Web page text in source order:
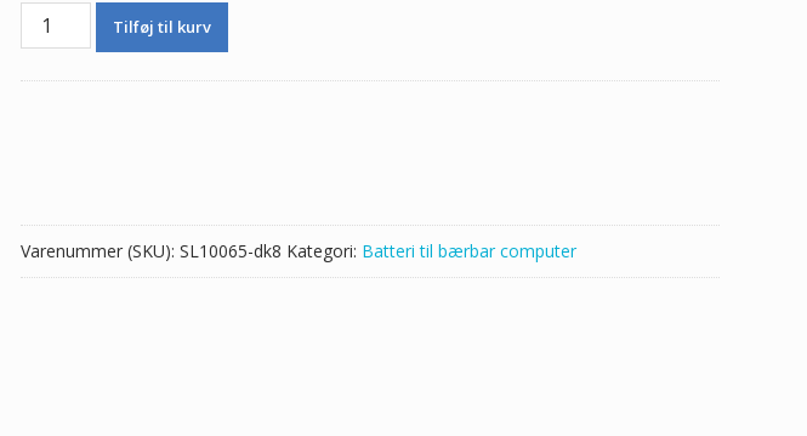
Ægte
batteri
antal
Tilføj til kurv
Varenummer (SKU): SL10065-dk8 Kategori: Batteri til bærbar computer